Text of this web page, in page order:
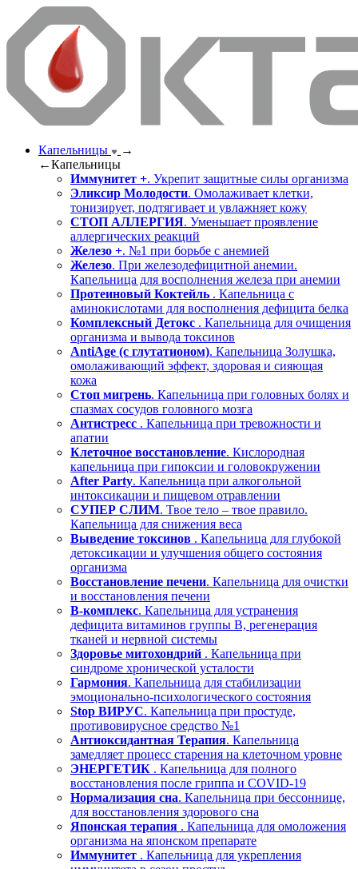
Капельницы
→
←Капельницы
Иммунитет +. Укрепит защитные силы организма
Эликсир Молодости. Омолаживает клетки,
тонизирует, подтягивает и увлажняет кожу
СТОП АЛЛЕРГИЯ. Уменьшает проявление
аллергических реакций
Железо +. №1 при борьбе с анемией
Железо. При железодефицитной анемии.
Капельница для восполнения железа при анемии
Протеиновый Коктейль . Капельница с
аминокислотами для восполнения дефицита белка
Комплексный Детокс . Капельница для очищения
организма и вывода токсинов
AntiAge (с глутатионом). Капельница Золушка,
омолаживающий эффект, здоровая и сияющая
кожа
Стоп мигрень. Капельница при головных болях и
спазмах сосудов головного мозга
Антистресс . Капельница при тревожности и
апатии
Клеточное восстановление. Кислородная
капельница при гипоксии и головокружении
After Party. Капельница при алкогольной
интоксикации и пищевом отравлении
СУПЕР СЛИМ. Твое тело – твое правило.
Капельница для снижения веса
Выведение токсинов . Капельница для глубокой
детоксикации и улучшения общего состояния
организма
Восстановление печени. Капельница для очистки
и восстановления печени
В-комплекс. Капельница для устранения
дефицита витаминов группы В, регенерация
тканей и нервной системы
Здоровье митохондрий . Капельница при
синдроме хронической усталости
Гармония. Капельница для стабилизации
эмоционально-психологического состояния
Stop ВИРУС. Капельница при простуде,
противовирусное средство №1
Антиоксидантная Терапия. Капельница
замедляет процесс старения на клеточном уровне
ЭНЕРГЕТИК . Капельница для полного
восстановления после гриппа и COVID-19
Нормализация сна. Капельница при бессоннице,
для восстановления здорового сна
Японская терапия . Капельница для омоложения
организма на японском препарате
Иммунитет . Капельница для укрепления